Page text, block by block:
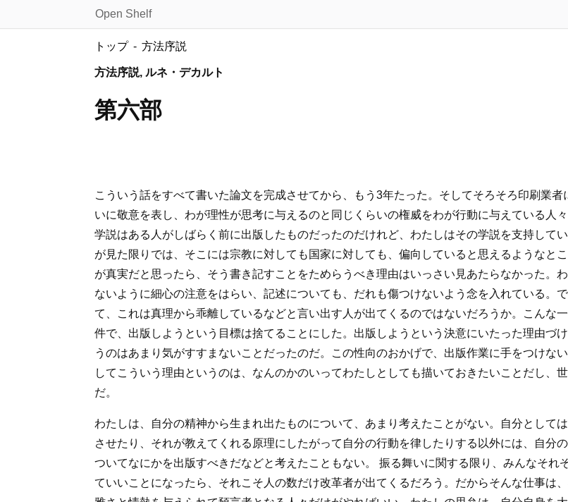
Open Shelf
トップ 方法序説
方法序説, ルネ・デカルト
第六部
こういう話をすべて書いた論文を完成させてから、もう3年たった。そしてそろそろ印刷業
いに敬意を表し、わが理性が思考に与えるのと同じくらいの権威をわが行動に与えている人
学説はある人がしばらく前に出版したものだったのだけれど、わたしはその学説を支持して
が見た限りでは、そこには宗教に対しても国家に対しても、偏向していると思えるようなと
が真実だと思ったら、そう書き記すことをためらうべき理由はいっさい見あたらなかった。
ないように細心の注意をはらい、記述についても、だれも傷つけないよう念を入れている。
て、これは真理から乖離しているなどと言い出す人が出てくるのではないだろうか。こんな
件で、出版しようという目標は捨てることにした。出版しようという決意にいたった理由づ
うのはあまり気がすすまないことだったのだ。この性向のおかげで、出版作業に手をつけな
してこういう理由というのは、なんのかのいってわたしとしても描いておきたいことだし、
だ。
わたしは、自分の精神から生まれ出たものについて、あまり考えたことがない。自分として
させたり、それが教えてくれる原理にしたがって自分の行動を律したりする以外には、自分
ついてなにかを出版すべきだなどと考えたこともない。 振る舞いに関する限り、みんなそ
ていいことになったら、それこそ人の数だけ改革者が出てくるだろう。だからそんな仕事は